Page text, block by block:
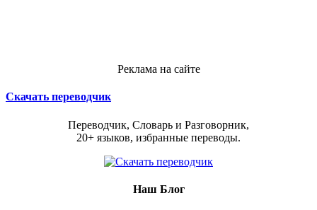
Реклама на сайте
Скачать переводчик
Переводчик, Словарь и Разговорник,
20+ языков, избранные переводы.
Наш Блог